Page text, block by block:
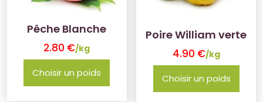
Pêche Blanche
2.80 €/kg
Choisir un poids
Poire William verte
4.90 €/kg
Choisir un poids